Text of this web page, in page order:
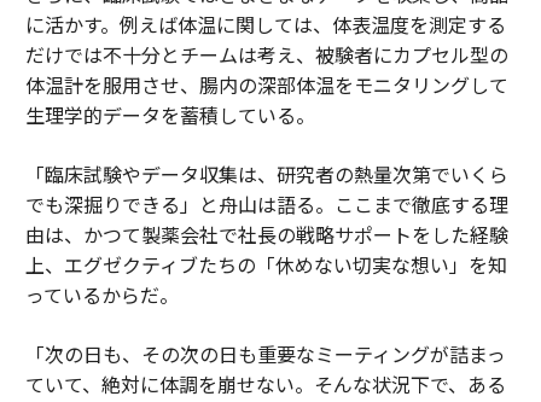
に活かす。例えば体温に関しては、体表温度を測定する
だけでは不十分とチームは考え、被験者にカプセル型の
体温計を服用させ、腸内の深部体温をモニタリングして
生理学的データを蓄積している。
「臨床試験やデータ収集は、研究者の熱量次第でいくら
でも深掘りできる」と舟山は語る。ここまで徹底する理
由は、かつて製薬会社で社長の戦略サポートをした経験
上、エグゼクティブたちの「休めない切実な想い」を知
っているからだ。
「次の日も、その次の日も重要なミーティングが詰まっ
ていて、絶対に体調を崩せない。そんな状況下で、ある